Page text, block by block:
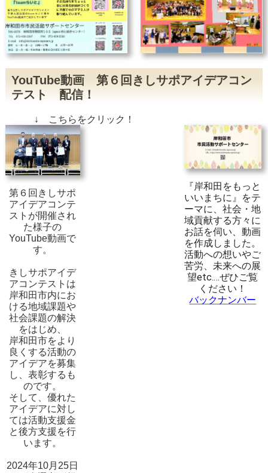
YouTube動画 第６回きしサポアイデアコン
テスト 配信！
↓ こちらをクリック！
第６回きしサポ
アイデアコンテ
ストが開催され
た様子の
YouTube動画で
す。
きしサポアイデ
アコンテストは
岸和田市内にお
ける地域課題や
社会課題の解決
をはじめ、
岸和田市をより
良くする活動の
アイデアを募集
し、表彰するも
のです。
そして、優れた
アイデアに対し
ては活動支援金
と後方支援を行
います。
2024年10月25日
『岸和田をもっと
いいまちに』をテ
ーマに、社会・地
域貢献する方々に
お話を伺い、動画
を作成しました。
活動への想いやご
苦労、未来への展
望etc.…ぜひご覧
ください！
バックナンバー